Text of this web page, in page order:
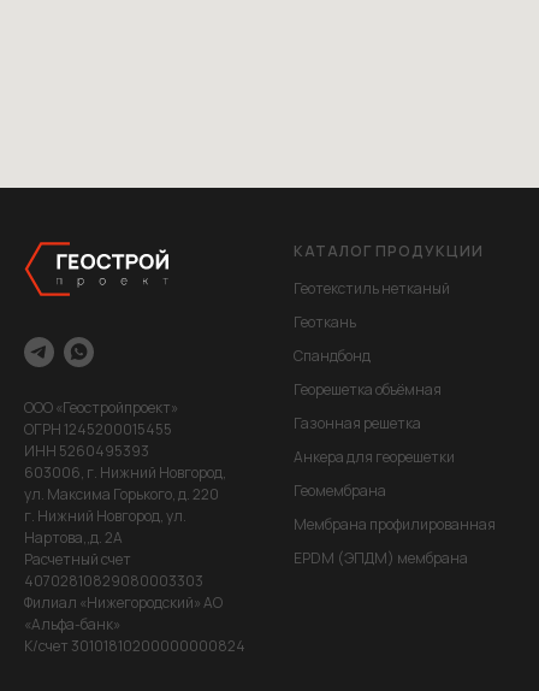
ООО «Геостройпроект»
ОГРН 1245200015455
ИНН 5260495393
603006, г. Нижний Новгород,
ул. Максима Горького, д. 220
г. Нижний Новгород, ул.
Нартова,,д. 2А
Расчетный счет
40702810829080003303
Филиал «Нижегородский» АО
«Альфа-банк»
К/счет 30101810200000000824
КАТАЛОГ ПРОДУКЦИИ
Геотекстиль нетканый
Геоткань
Спандбонд
Георешетка объёмная
Газонная решетка
Анкера для георешетки
Геомембрана
Мембрана профилированная
EPDM (ЭПДМ) мембрана